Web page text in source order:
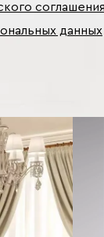
соглашения
данных